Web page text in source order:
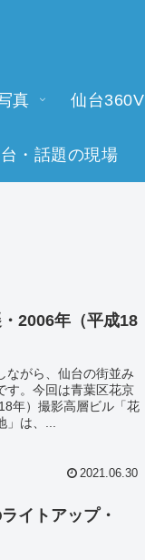
真 仙台
・話題の現場
2006年（平成18
ながら、仙台の街並み
す。今回は青葉区花京
年）撮影高層ビル「花
は、...
2021.06.30
イトアップ・